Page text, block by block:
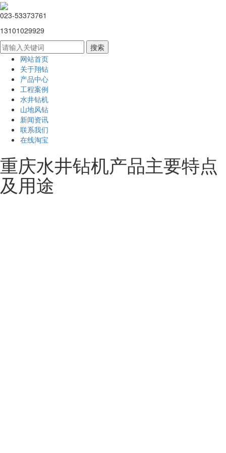
023-53373761
13101029929
网站首页
关于翔钻
产品中心
工程案例
水井钻机
山地风钻
新闻资讯
联系我们
在线淘宝
重庆水井钻机产品主要特点
及用途